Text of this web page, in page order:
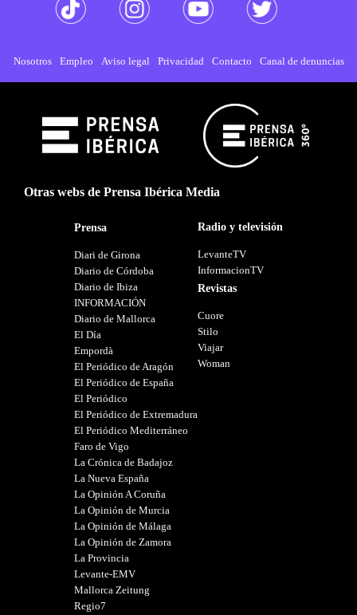
Nosotros Empleo Aviso legal Privacidad Contacto Canal de denuncias
Otras webs de Prensa Ibérica Media
Prensa
Diari de Girona
Diario de Córdoba
Diario de Ibiza
INFORMACIÓN
Diario de Mallorca
El Día
Empordà
El Periódico de Aragón
El Periódico de España
El Periódico
El Periódico de Extremadura
El Periódico Mediterráneo
Faro de Vigo
La Crónica de Badajoz
La Nueva España
La Opinión A Coruña
La Opinión de Murcia
La Opinión de Málaga
La Opinión de Zamora
La Provincia
Levante-EMV
Mallorca Zeitung
Regio7
Radio y televisión
LevanteTV
InformacionTV
Revistas
Cuore
Stilo
Viajar
Woman